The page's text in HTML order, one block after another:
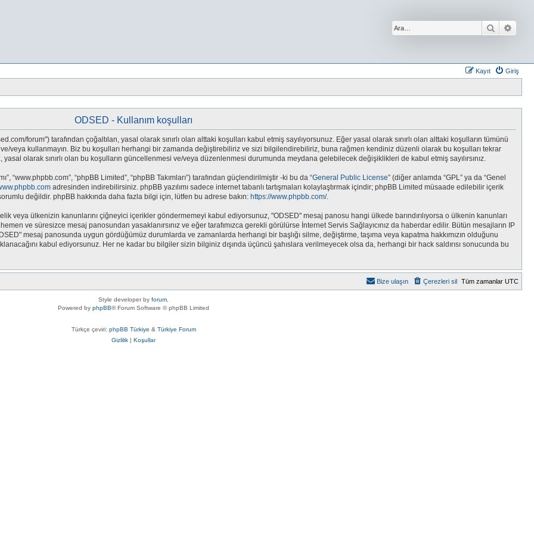
Ara
Giriş
Kayıt
ODSED - Kullanım koşulları
forum") tarafından çoğaltılan, yasal olarak sınırlı olan alttaki koşulları kabul etmiş sayılıyorsunuz. Eğer yasal olarak sınırlı olan alttaki koşulların tümünü
veya kullanmayın. Biz bu koşulları herhangi bir zamanda değiştirebiliriz ve sizi bilgilendirebiliriz, buna rağmen kendiniz düzenli olarak bu koşulları tekrar
olarak sınırlı olan bu koşulların güncellenmesi ve/veya düzenlenmesi durumunda meydana gelebilecek değişiklikleri de kabul etmiş sayılırsınız.
“www.phpbb.com”, “phpBB Limited”, “phpBB Takımları”) tarafından güçlendirilmiştir -ki bu da “General Public License” (diğer anlamda “GPL” ya da “Genel
adresinden indirebilirsiniz. phpBB yazılımı sadece internet tabanlı tartışmaları kolaylaştırmak içindir; phpBB Limited müsaade edilebilir içerik
değildir. phpBB hakkında daha fazla bilgi için, lütfen bu adrese bakın: https://www.phpbb.com/.
veya ülkenizin kanunlarını çiğneyici içerikler göndermemeyi kabul ediyorsunuz, "ODSED" mesaj panosu hangi ülkede barındırılıyorsa o ülkenin kanunları
ve süresizce mesaj panosundan yasaklanırsınız ve eğer tarafımızca gerekli görülürse İnternet Servis Sağlayıcınız da haberdar edilir. Bütün mesajların IP
mesaj panosunda uygun gördüğümüz durumlarda ve zamanlarda herhangi bir başlığı silme, değiştirme, taşıma veya kapatma hakkımızın olduğunu
kabul ediyorsunuz. Her ne kadar bu bilgiler sizin bilginiz dışında üçüncü şahıslara verilmeyecek olsa da, herhangi bir hack saldırısı sonucunda bu
Tüm zamanlar UTC
Çerezleri sil
Bize ulaşın
Style developer by forum
Powered by phpBB® Forum Software © phpBB Limited
Türkçe çeviri: phpBB Türkiye & Türkiye Forum
Gizlilik | Koşullar